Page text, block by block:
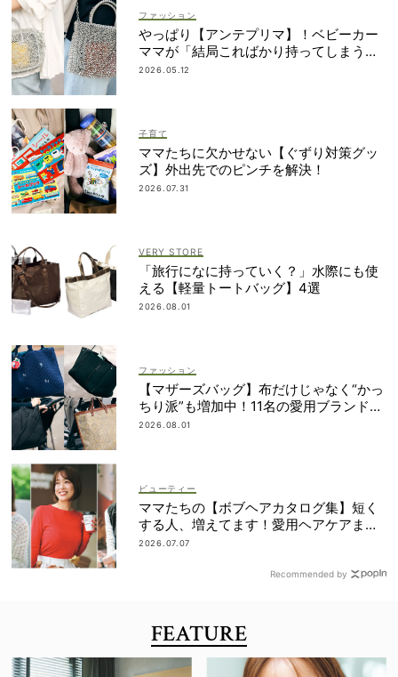
ファッション
やっぱり【アンテプリマ】！ベビーカー
ママが「結局こればかり持ってしまう」
納得の理由
2026.05.12
子育て
ママたちに欠かせない【ぐずり対策グッ
ズ】外出先でのピンチを解決！
2026.07.31
VERY STORE
「旅行になに持っていく？」水際にも使
える【軽量トートバッグ】4選
2026.08.01
ファッション
【マザーズバッグ】布だけじゃなく“かっ
ちり派”も増加中！11名の愛用ブランド
は？
2026.08.01
ビューティー
ママたちの【ボブヘアカタログ集】短く
する人、増えてます！愛用ヘアケアまで
全部見せ
2026.07.07
Recommended by
FEATURE